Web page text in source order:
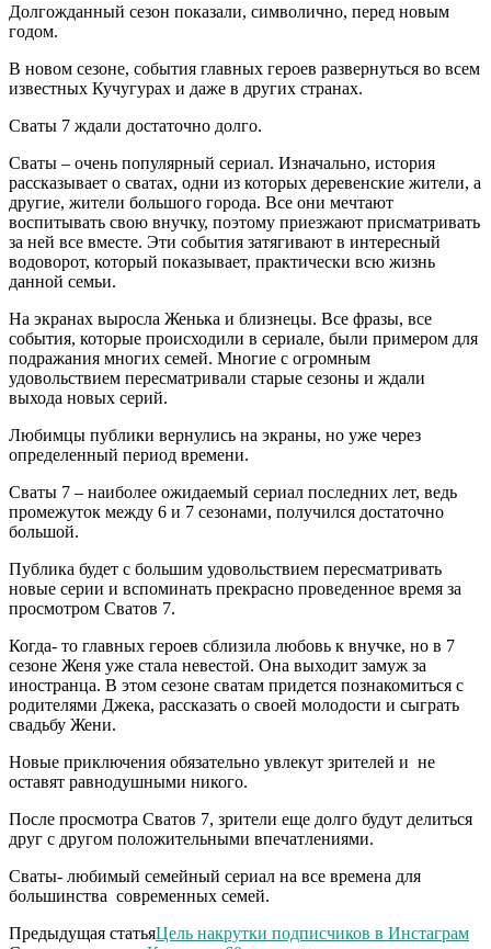
Долгожданный сезон показали, символично, перед новым
годом.
В новом сезоне, события главных героев развернуться во всем
известных Кучугурах и даже в других странах.
Сваты 7 ждали достаточно долго.
Сваты – очень популярный сериал. Изначально, история
рассказывает о сватах, одни из которых деревенские жители, а
другие, жители большого города. Все они мечтают
воспитывать свою внучку, поэтому приезжают присматривать
за ней все вместе. Эти события затягивают в интересный
водоворот, который показывает, практически всю жизнь
данной семьи.
На экранах выросла Женька и близнецы. Все фразы, все
события, которые происходили в сериале, были примером для
подражания многих семей. Многие с огромным
удовольствием пересматривали старые сезоны и ждали
выхода новых серий.
Любимцы публики вернулись на экраны, но уже через
определенный период времени.
Сваты 7 – наиболее ожидаемый сериал последних лет, ведь
промежуток между 6 и 7 сезонами, получился достаточно
большой.
Публика будет с большим удовольствием пересматривать
новые серии и вспоминать прекрасно проведенное время за
просмотром Сватов 7.
Когда- то главных героев сблизила любовь к внучке, но в 7
сезоне Женя уже стала невестой. Она выходит замуж за
иностранца. В этом сезоне сватам придется познакомиться с
родителями Джека, рассказать о своей молодости и сыграть
свадьбу Жени.
Новые приключения обязательно увлекут зрителей и не
оставят равнодушными никого.
После просмотра Сватов 7, зрители еще долго будут делиться
друг с другом положительными впечатлениями.
Сваты- любимый семейный сериал на все времена для
большинства современных семей.
Предыдущая статьяЦель накрутки подписчиков в Инстаграм